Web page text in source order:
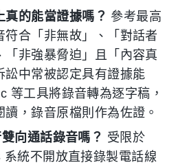
的能當證據嗎？ 參考最高
符合「非無故」、「對話者
「非強暴脅迫」且「內容真
訟中常被認定具有證據能
等工具將錄音轉為逐字稿，
，錄音原檔則作為佐證。
向通話錄音嗎？ 受限於
統不開放直接錄製電話線